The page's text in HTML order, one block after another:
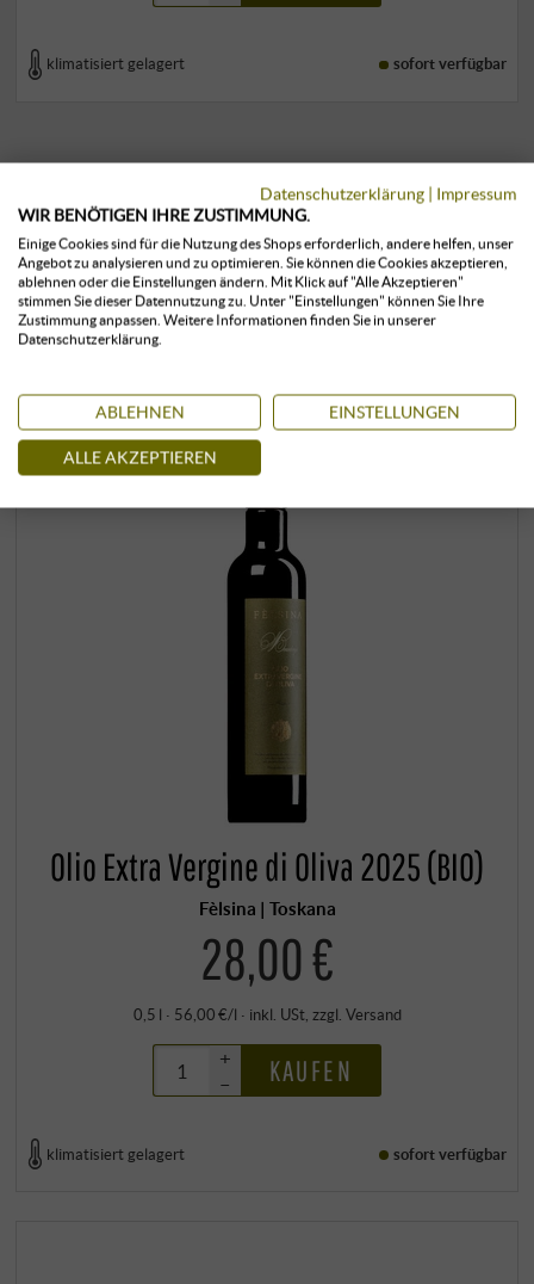
klimatisiert gelagert sofort verfügbar
KUNDEN, DIE DIESES PRODUKT
GEKAUFT HABEN, KAUFTEN AUCH:
Olio Extra Vergine di Oliva 2025 (BIO)
Fèlsina | Toskana
28,00 €
0,5 l · 56,00 €/l · inkl. USt, zzgl. Versand
+
–
KAUFEN
klimatisiert gelagert sofort verfügbar
Datenschutzerklärung | Impressum
WIR BENÖTIGEN IHRE ZUSTIMMUNG.
Einige Cookies sind für die Nutzung des Shops erforderlich, andere helfen, unser
Angebot zu analysieren und zu optimieren. Sie können die Cookies akzeptieren,
ablehnen oder die Einstellungen ändern. Mit Klick auf "Alle Akzeptieren"
stimmen Sie dieser Datennutzung zu. Unter "Einstellungen" können Sie Ihre
Zustimmung anpassen. Weitere Informationen finden Sie in unserer
Datenschutzerklärung.
ABLEHNEN EINSTELLUNGEN
ALLE AKZEPTIEREN